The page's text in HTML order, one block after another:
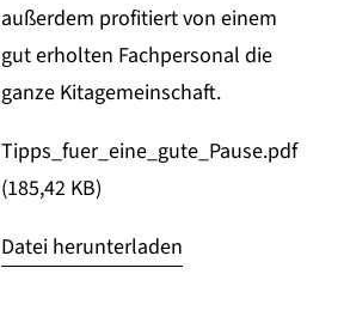
außerdem profitiert von einem
gut erholten Fachpersonal die
ganze Kitagemeinschaft.
Tipps_fuer_eine_gute_Pause.pdf
(185,42 KB)
Datei herunterladen